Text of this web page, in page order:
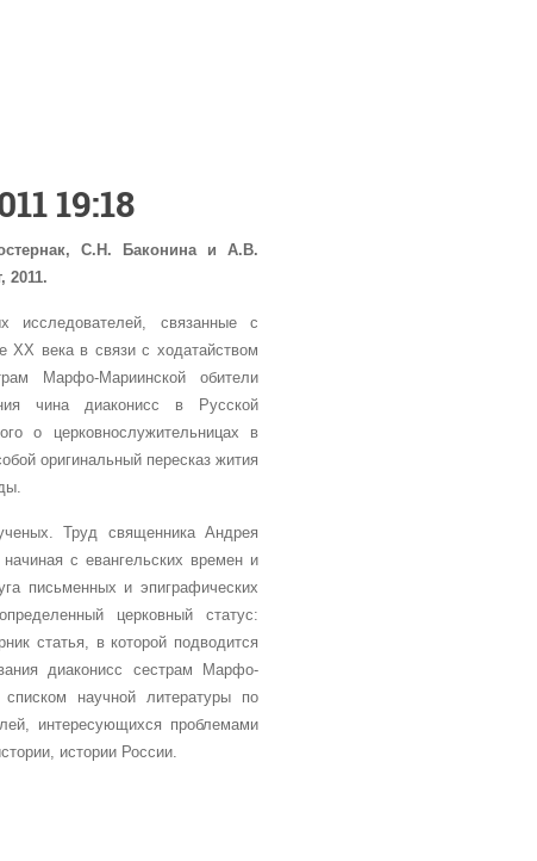
19:18
С.Н. Баконина и А.В.
2011.
исследователей, связанные с
ХХ века в связи с ходатайством
Марфо-Мариинской обители
чина диаконисс в Русской
о церковнослужительницах в
оригинальный пересказ жития
Труд священника Андрея
с евангельских времен и
письменных и эпиграфических
церковный статус:
статья, в которой подводится
диаконисс сестрам Марфо-
научной литературы по
интересующихся проблемами
истории России.